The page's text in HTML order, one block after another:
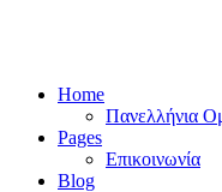
Home
Πανελλήνια
Pages
Επικοινωνία
Blog